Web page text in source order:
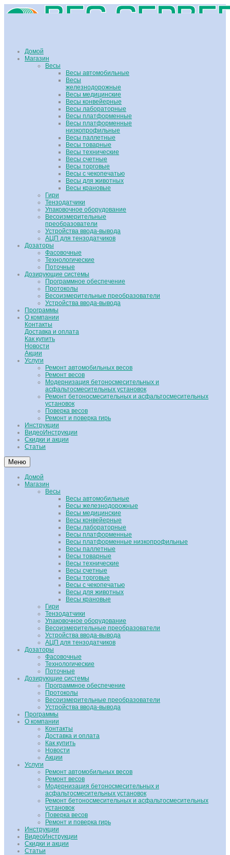
Домой
Магазин
Весы
Весы автомобильные
Весы
железнодорожные
Весы медицинские
Весы конвейерные
Весы лабораторные
Весы платформенные
Весы платформенные
низкопрофильные
Весы паллетные
Весы товарные
Весы технические
Весы счетные
Весы торговые
Весы с чекопечатью
Весы для животных
Весы крановые
Гири
Тензодатчики
Упаковочное оборудование
Весоизмерительные
преобразователи
Устройства ввода-вывода
АЦП для тензодатчиков
Дозаторы
Фасовочные
Технологические
Поточные
Дозирующие системы
Программное обеспечение
Протоколы
Весоизмерительные преобразователи
Устройства ввода-вывода
Программы
О компании
Контакты
Доставка и оплата
Как купить
Новости
Акции
Услуги
Ремонт автомобильных весов
Ремонт весов
Модернизация бетоносмесительных и
асфальтосмесительных установок
Ремонт бетоносмесительных и асфальтосмесительных
установок
Поверка весов
Ремонт и поверка гирь
Инструкции
ВидеоИнструкции
Скидки и акции
Статьи
Меню
Домой
Магазин
Весы
Весы автомобильные
Весы железнодорожные
Весы медицинские
Весы конвейерные
Весы лабораторные
Весы платформенные
Весы платформенные низкопрофильные
Весы паллетные
Весы товарные
Весы технические
Весы счетные
Весы торговые
Весы с чекопечатью
Весы для животных
Весы крановые
Гири
Тензодатчики
Упаковочное оборудование
Весоизмерительные преобразователи
Устройства ввода-вывода
АЦП для тензодатчиков
Дозаторы
Фасовочные
Технологические
Поточные
Дозирующие системы
Программное обеспечение
Протоколы
Весоизмерительные преобразователи
Устройства ввода-вывода
Программы
О компании
Контакты
Доставка и оплата
Как купить
Новости
Акции
Услуги
Ремонт автомобильных весов
Ремонт весов
Модернизация бетоносмесительных и
асфальтосмесительных установок
Ремонт бетоносмесительных и асфальтосмесительных
установок
Поверка весов
Ремонт и поверка гирь
Инструкции
ВидеоИнструкции
Скидки и акции
Статьи